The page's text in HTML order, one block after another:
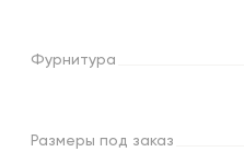
Фурнитура
Размеры под заказ